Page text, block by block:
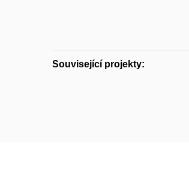
Související projekty: